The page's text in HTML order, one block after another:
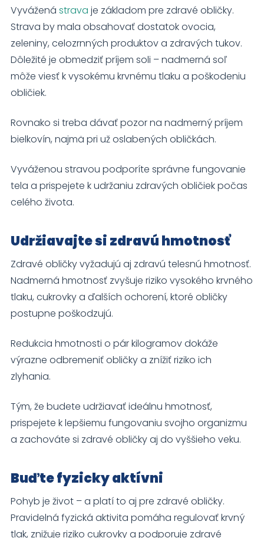
Vyvážená strava je základom pre zdravé obličky.
Strava by mala obsahovať dostatok ovocia,
zeleniny, celozrnných produktov a zdravých tukov.
Dôležité je obmedziť príjem soli – nadmerná soľ
môže viesť k vysokému krvnému tlaku a poškodeniu
obličiek.
Rovnako si treba dávať pozor na nadmerný príjem
bielkovín, najmä pri už oslabených obličkách.
Vyváženou stravou podporíte správne fungovanie
tela a prispejete k udržaniu zdravých obličiek počas
celého života.
Udržiavajte si zdravú hmotnosť
Zdravé obličky vyžadujú aj zdravú telesnú hmotnosť.
Nadmerná hmotnosť zvyšuje riziko vysokého krvného
tlaku, cukrovky a ďalších ochorení, ktoré obličky
postupne poškodzujú.
Redukcia hmotnosti o pár kilogramov dokáže
výrazne odbremeniť obličky a znížiť riziko ich
zlyhania.
Tým, že budete udržiavať ideálnu hmotnosť,
prispejete k lepšiemu fungovaniu svojho organizmu
a zachováte si zdravé obličky aj do vyššieho veku.
Buďte fyzicky aktívni
Pohyb je život – a platí to aj pre zdravé obličky.
Pravidelná fyzická aktivita pomáha regulovať krvný
tlak, znižuje riziko cukrovky a podporuje zdravé